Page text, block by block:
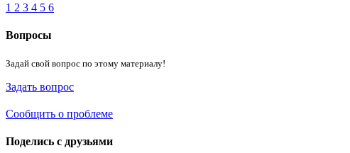
1 2 3 4 5 6
Вопросы
Задай свой вопрос по этому материалу!
Задать вопрос
Сообщить о проблеме
Поделись с друзьями